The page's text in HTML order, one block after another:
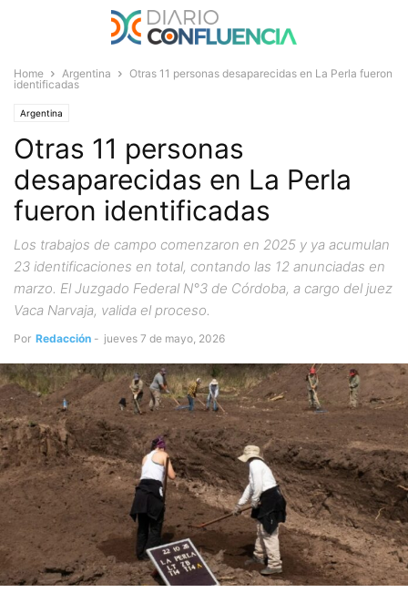
Home Argentina
Otras 11 personas desaparecidas en La Perla fueron
identificadas
Argentina
Otras 11 personas
desaparecidas en La Perla
fueron identificadas
Los trabajos de campo comenzaron en 2025 y ya acumulan
23 identificaciones en total, contando las 12 anunciadas en
marzo. El Juzgado Federal N°3 de Córdoba, a cargo del juez
Vaca Narvaja, valida el proceso.
Por Redacción - jueves 7 de mayo, 2026